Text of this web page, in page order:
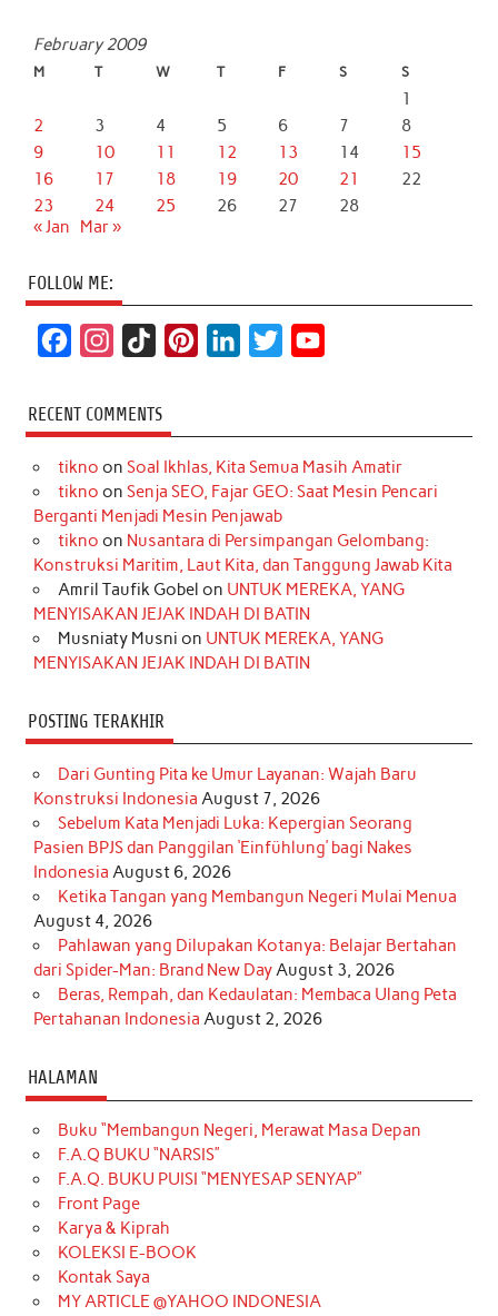
February 2009
M T W T F S S
1
2
3 4 5 6 7
8
9
10 11 12 13 14
15
16
17 18 19 20 21
22
23
24 25 26 27
28
« Jan
Mar »
FOLLOW ME:
c
e
b
o
k
s
t
a
r
a
m
k
T
o
k
t
e
r
e
s
t
k
e
d
I
n
t
t
r
T
u
e
RECENT COMMENTS
tikno on Soal Ikhlas, Kita Semua Masih Amatir
tikno on Senja SEO, Fajar GEO: Saat Mesin Pencari
Berganti Menjadi Mesin Penjawab
tikno on Nusantara di Persimpangan Gelombang:
Konstruksi Maritim, Laut Kita, dan Tanggung Jawab Kita
Amril Taufik Gobel on UNTUK MEREKA, YANG
MENYISAKAN JEJAK INDAH DI BATIN
Musniaty Musni on UNTUK MEREKA, YANG
MENYISAKAN JEJAK INDAH DI BATIN
POSTING TERAKHIR
Dari Gunting Pita ke Umur Layanan: Wajah Baru
Konstruksi Indonesia August 7, 2026
Sebelum Kata Menjadi Luka: Kepergian Seorang
Pasien BPJS dan Panggilan ‘Einfühlung’ bagi Nakes
Indonesia August 6, 2026
Ketika Tangan yang Membangun Negeri Mulai Menua
August 4, 2026
Pahlawan yang Dilupakan Kotanya: Belajar Bertahan
dari Spider-Man: Brand New DayAugust 3, 2026
Beras, Rempah, dan Kedaulatan: Membaca Ulang Peta
Pertahanan Indonesia August 2, 2026
HALAMAN
Buku “Membangun Negeri, Merawat Masa Depan
F.A.Q BUKU “NARSIS”
F.A.Q. BUKU PUISI “MENYESAP SENYAP”
Front Page
Karya & Kiprah
KOLEKSI E-BOOK
Kontak Saya
MY ARTICLE @YAHOO INDONESIA